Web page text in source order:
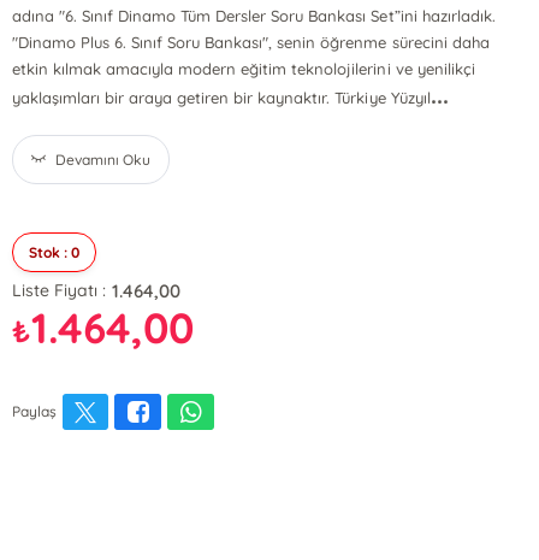
adına "6. Sınıf Dinamo Tüm Dersler Soru Bankası Set”ini hazırladık.
"Dinamo Plus 6. Sınıf Soru Bankası", senin öğrenme sürecini daha
etkin kılmak amacıyla modern eğitim teknolojilerini ve yenilikçi
yaklaşımları bir araya getiren bir kaynaktır. Türkiye Yüzyıl...
Devamını Oku
Stok : 0
Liste Fiyatı : 1.464,00
₺1.464,00
Paylaş